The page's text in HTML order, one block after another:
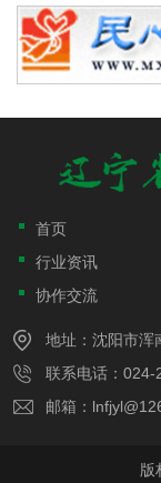
首页
行业资讯
协作交流
地址：沈阳市浑
联系电话：024-
邮箱：
版